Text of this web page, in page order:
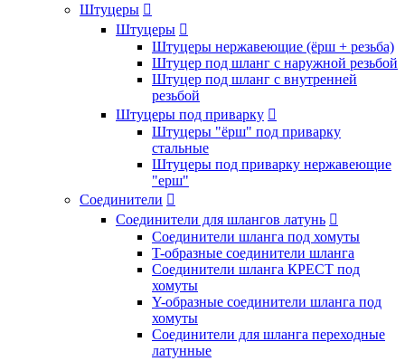
Штуцеры 
Штуцеры 
Штуцеры нержавеющие (ёрш + резьба)
Штуцер под шланг с наружной резьбой
Штуцер под шланг с внутренней
резьбой
Штуцеры под приварку 
Штуцеры "ёрш" под приварку
стальные
Штуцеры под приварку нержавеющие
"ерш"
Соединители 
Соединители для шлангов латунь 
Соединители шланга под хомуты
T-образные соединители шланга
Соединители шланга КРЕСТ под
хомуты
Y-образные соединители шланга под
хомуты
Соединители для шланга переходные
латунные